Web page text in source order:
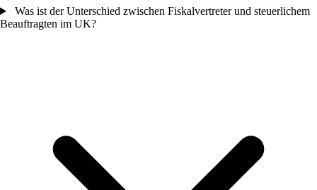
Was ist der Unterschied zwischen Fiskalvertreter und steuerlichem
Beauftragten im UK?